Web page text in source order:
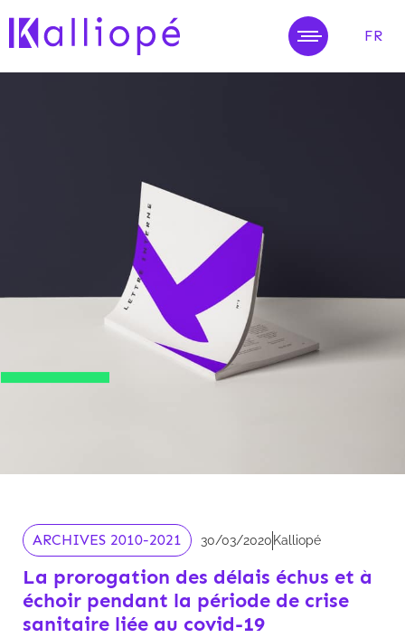
FR
ARCHIVES 2010-2021 30/03/2020 Kalliopé
La prorogation des délais échus et à
échoir pendant la période de crise
sanitaire liée au covid-19